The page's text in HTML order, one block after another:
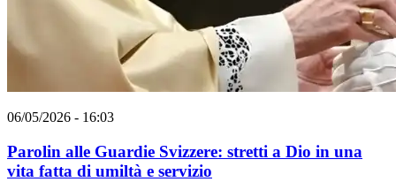
06/05/2026 - 16:03
Parolin alle Guardie Svizzere: stretti a Dio in una
vita fatta di umiltà e servizio